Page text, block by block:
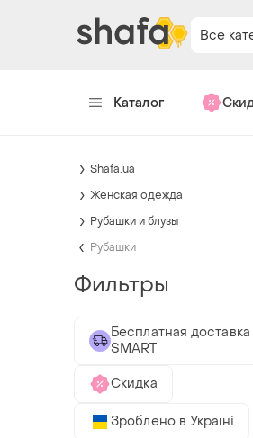
Все
Каталог
Shafa.ua
Женская одежда
Рубашки и блузы
Рубашки
Фильтры
Бесплатная доставка
SMART
Скидка
Зроблено в Україні